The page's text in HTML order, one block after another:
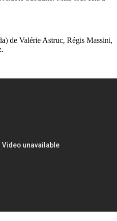
de Valérie Astruc, Régis Massini,